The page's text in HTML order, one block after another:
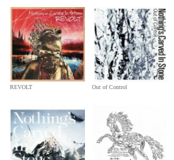
REVOLT Out of Control